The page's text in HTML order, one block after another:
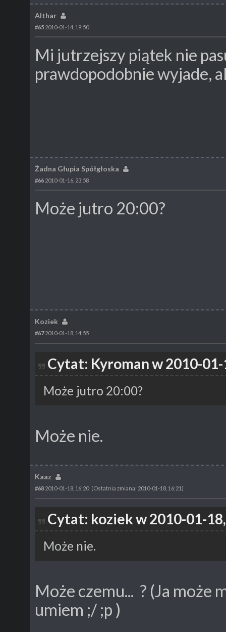
Althar
#65 2010-01-14, 19:50
Mi jutrzejszy piątek nie
prawdopodobnie wyjade,
Żadna Głupia Spółgłoska
#66 2010-01-16, 23:58
Może jutro 20:00?
Koziek
#672010-01-18, 14:55
Cytat: Kyroman w 2010-01-
Może jutro 20:00?
Może nie.
Kaaz
#68 2010-01-18, 16:20 (Ostatnia zmiana: 2010-01-18, 16:21)
Cytat: koziek w 2010-01-
Może nie.
Może czemu... ? (Ja może
umiem ;/ ;p )